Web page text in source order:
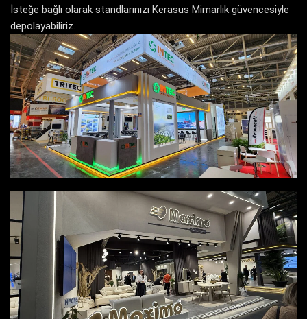
İsteğe bağlı olarak standlarınızı Kerasus Mimarlık güvencesiyle
depolayabiliriz.